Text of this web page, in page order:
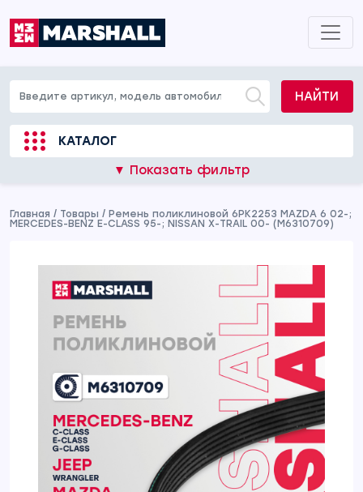
НАЙТИ
КАТАЛОГ
▼ Показать фильтр
Главная / Товары / Ремень поликлиновой 6PK2253 MAZDA 6 02-;
MERCEDES-BENZ E-CLASS 95-; NISSAN X-TRAIL 00- (M6310709)